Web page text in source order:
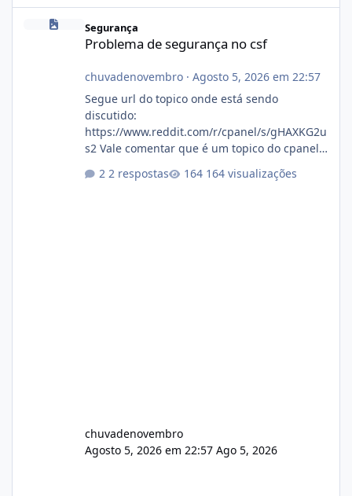
Problema de segurança no csf
Segurança
Problema de segurança no csf
chuvadenovembro· Agosto 5, 2026 em 22:57
Segue url do topico onde está sendo
discutido:
https://www.reddit.com/r/cpanel/s/gHAXKG2u
s2 Vale comentar que é um topico do cpanel...
2 respostas 164 visualizações
chuvadenovembro
Agosto 5, 2026 em 22:57 Ago 5, 2026